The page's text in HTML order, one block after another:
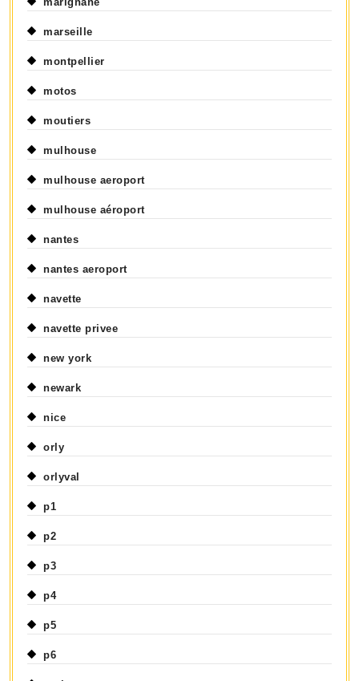
marseille
montpellier
motos
moutiers
mulhouse
mulhouse aeroport
mulhouse aéroport
nantes
nantes aeroport
navette
navette privee
new york
newark
nice
orly
orlyval
p1
p2
p3
p4
p5
p6